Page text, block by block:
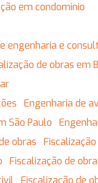
em condominio
engenharia e
de obras em
Engenharia de
São Paulo
obras
Fiscalização de
Fiscalização de